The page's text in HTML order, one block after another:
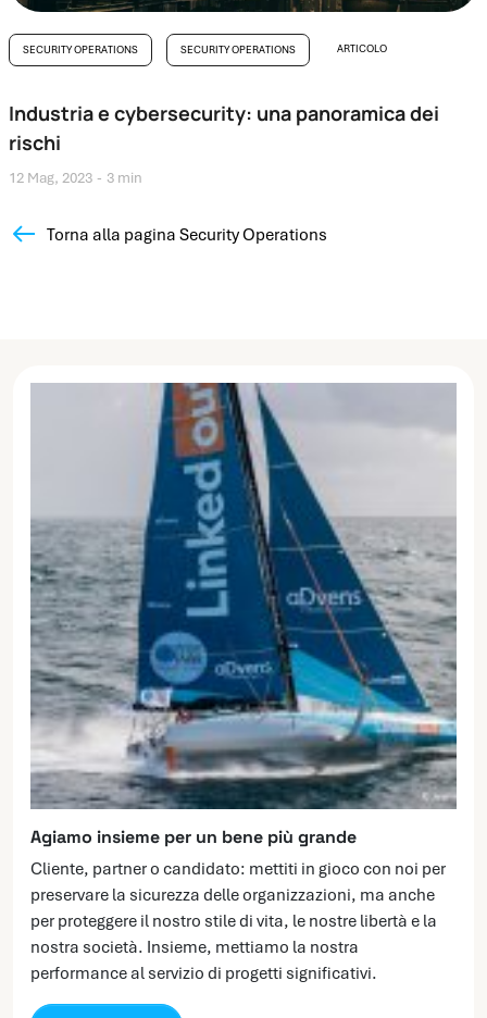
SECURITY OPERATIONS SECURITY OPERATIONS ARTICOLO
Industria e cybersecurity: una panoramica dei
rischi
12 Mag, 2023 3 min
Torna alla pagina Security Operations
Agiamo insieme per un bene più grande
Cliente, partner o candidato: mettiti in gioco con noi per
preservare la sicurezza delle organizzazioni, ma anche
per proteggere il nostro stile di vita, le nostre libertà e la
nostra società. Insieme, mettiamo la nostra
performance al servizio di progetti significativi.